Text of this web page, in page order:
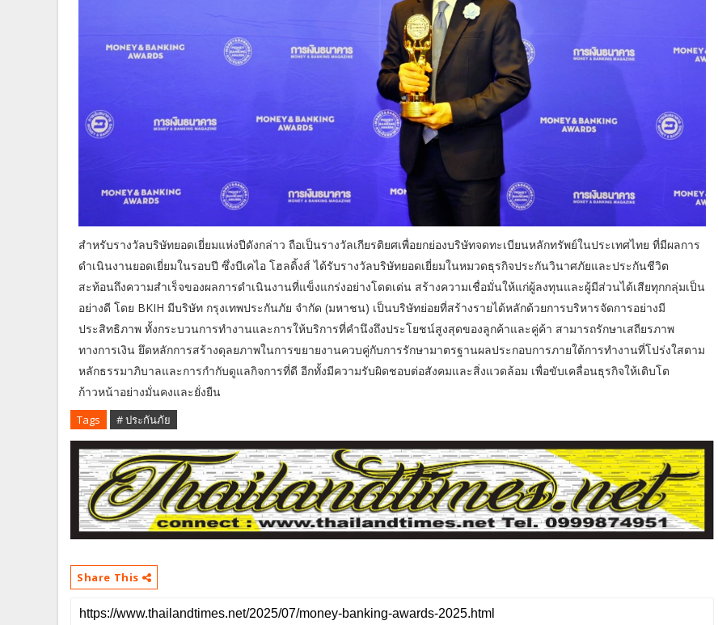
สำหรับรางวัลบริษัทยอดเยี่ยมแห่งปีดังกล่าว ถือเป็นรางวัลเกียรติยศเพื่อยกย่องบริษัทจดทะเบียนหลักทรัพย์ในประเทศไทย ที่มีผลการ
ดำเนินงานยอดเยี่ยมในรอบปี ซึ่งบีเคไอ โฮลดิ้งส์ ได้รับรางวัลบริษัทยอดเยี่ยมในหมวดธุรกิจประกันวินาศภัยและประกันชีวิต
สะท้อนถึงความสำเร็จของผลการดำเนินงานที่แข็งแกร่งอย่างโดดเด่น สร้างความเชื่อมั่นให้แก่ผู้ลงทุนและผู้มีส่วนได้เสียทุกกลุ่มเป็น
อย่างดี โดย BKIH มีบริษัท กรุงเทพประกันภัย จำกัด (มหาชน) เป็นบริษัทย่อยที่สร้างรายได้หลักด้วยการบริหารจัดการอย่างมี
ประสิทธิภาพ ทั้งกระบวนการทำงานและการให้บริการที่คำนึงถึงประโยชน์สูงสุดของลูกค้าและคู่ค้า สามารถรักษาเสถียรภาพ
ทางการเงิน ยึดหลักการสร้างดุลยภาพในการขยายงานควบคู่กับการรักษามาตรฐานผลประกอบการภายใต้การทำงานที่โปร่งใสตาม
หลักธรรมาภิบาลและการกำกับดูแลกิจการที่ดี อีกทั้งมีความรับผิดชอบต่อสังคมและสิ่งแวดล้อม เพื่อขับเคลื่อนธุรกิจให้เติบโต
ก้าวหน้าอย่างมั่นคงและยั่งยืน
Tags # ประกันภัย
Share This